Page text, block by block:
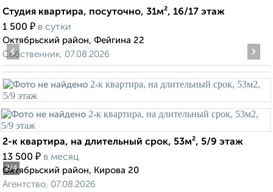
Студия квартира, посуточно, 31м², 16/17 этаж
1 500 ₽ в сутки
Октябрьский район, Фейгина 22
Собственник, 07.08.2026
2/4
‹ ›
2-к квартира, на длительный срок, 53м², 5/9 этаж
13 500 ₽ в месяц
Октябрьский район, Кирова 20
Агентство, 07.08.2026